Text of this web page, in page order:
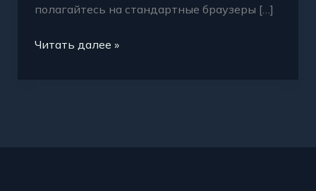
полагайтесь на стандартные браузеры […]
Читать далее »